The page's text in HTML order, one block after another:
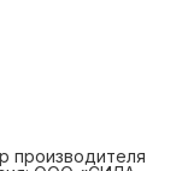
производителя